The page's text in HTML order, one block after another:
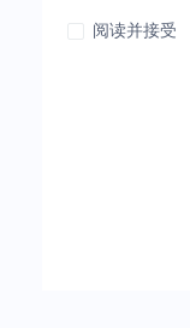
阅读并接受